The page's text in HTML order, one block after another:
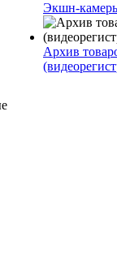
Экшн-
Архив